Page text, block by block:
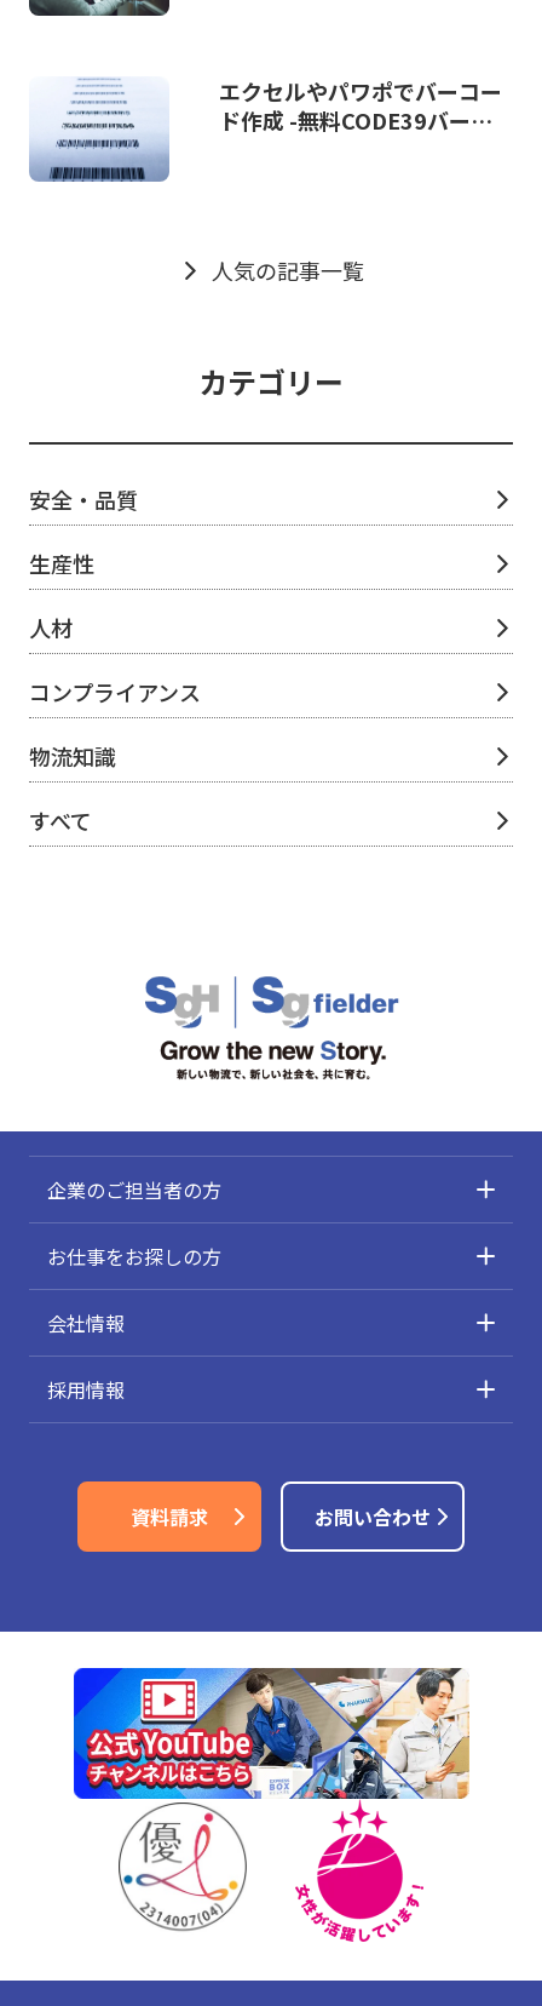
エクセルやパワポでバーコー
ド作成 -無料CODE39バーコ
人気の記事一覧
カテゴリー
安全・品質
生産性
人材
コンプライアンス
物流知識
すべて
企業のご担当者の方
お仕事をお探しの方
会社情報
採用情報
資料請求 お問い合わせ